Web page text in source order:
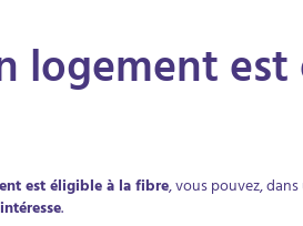
Parrainer un proche
Estimer mon loyer
Nos conseils pour louer votre bien
Nos conseils pour bien vendre
logement
est éligible à la fibre, vous pouvez,
.